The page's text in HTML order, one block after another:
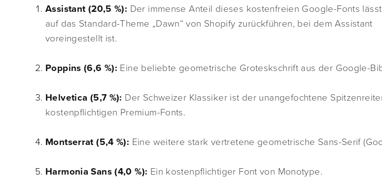
Assistant (20,5 %): Der immense Anteil dieses kostenfreien Google-Fonts
auf das Standard-Theme „Dawn“ von Shopify zurückführen, bei dem Assistant
voreingestellt ist.
Poppins (6,6 %): Eine beliebte geometrische Groteskschrift aus der Google-
Helvetica (5,7 %): Der Schweizer Klassiker ist der unangefochtene
kostenpflichtigen Premium-Fonts.
Montserrat (5,4 %): Eine weitere stark vertretene geometrische Sans-Serif
Harmonia Sans (4,0 %): Ein kostenpflichtiger Font von Monotype.